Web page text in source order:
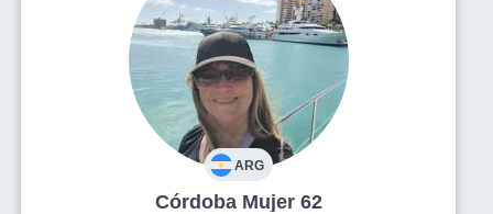
ARG
Córdoba Mujer 62